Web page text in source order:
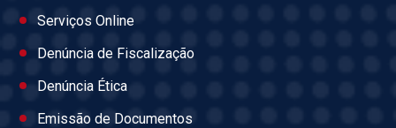
Serviços Online
Denúncia de Fiscalização
Denúncia Ética
Emissão de Documentos